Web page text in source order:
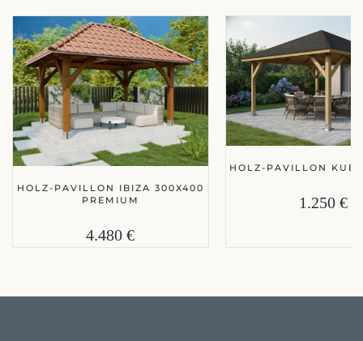
HOLZ-PAVILLON IBIZA 300X400
PREMIUM
4.480 €
HOLZ-PAVILLON
1.250 €